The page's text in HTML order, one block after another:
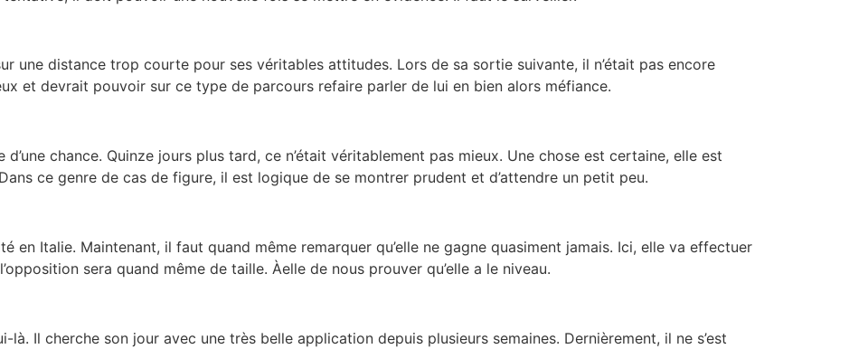
une distance trop courte pour ses véritables attitudes. Lors de sa sortie suivante, il n’était pas encore
et devrait pouvoir sur ce type de parcours refaire parler de lui en bien alors méfiance.
d’une chance. Quinze jours plus tard, ce n’était véritablement pas mieux. Une chose est certaine, elle est
ce genre de cas de figure, il est logique de se montrer prudent et d’attendre un petit peu.
en Italie. Maintenant, il faut quand même remarquer qu’elle ne gagne quasiment jamais. Ici, elle va effectuer
sera quand même de taille. Àelle de nous prouver qu’elle a le niveau.
Il cherche son jour avec une très belle application depuis plusieurs semaines. Dernièrement, il ne s’est